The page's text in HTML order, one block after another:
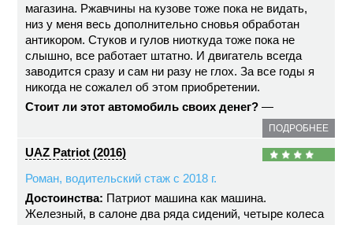
магазина. Ржавчины на кузове тоже пока не видать,
низ у меня весь дополнительно сновья обработан
антикором. Стуков и гулов ниоткуда тоже пока не
слышно, все работает штатно. И двигатель всегда
заводится сразу и сам ни разу не глох. За все годы я
никогда не сожалел об этом приобретении.
Стоит ли этот автомобиль своих денег? —
ПОДРОБНЕЕ
UAZ Patriot (2016)
Роман, водительский стаж с 2018 г.
Достоинства: Патриот машина как машина.
Железный, в салоне два ряда сидений, четыре колеса